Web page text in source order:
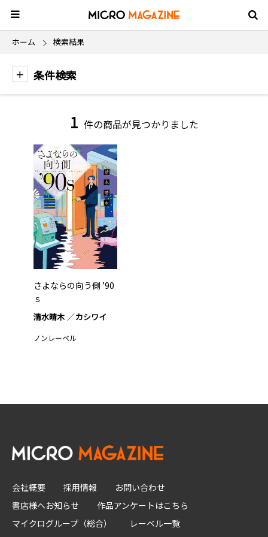
ホーム 検索結果
条件検索
1 件の商品が見つかりました
さよならの向う側 ’90
ｓ
清水晴木 カシワイ
ノンレーベル
会社概要 採用情報
お問い合わせ
書店様へお知らせ
作品アンケートはこちら
マイクログループ（総合）
レーベル一覧